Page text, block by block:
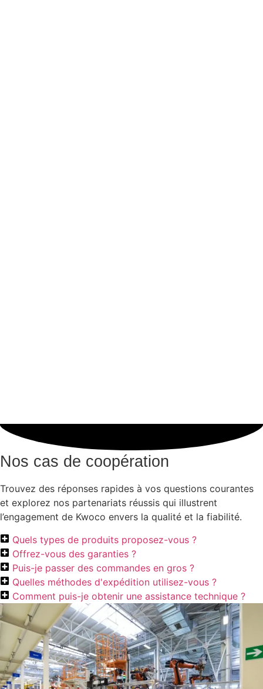
Nos cas de coopération
Trouvez des réponses rapides à vos questions courantes
et explorez nos partenariats réussis qui illustrent
l’engagement de Kwoco envers la qualité et la fiabilité.
Quels types de produits proposez-vous ?
Offrez-vous des garanties ?
Puis-je passer des commandes en gros ?
Quelles méthodes d'expédition utilisez-vous ?
Comment puis-je obtenir une assistance technique ?